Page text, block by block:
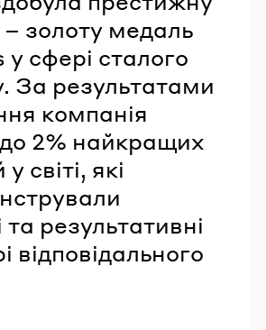
– золоту медаль
сфері сталого
За результатами
компанія
2% найкращих
світі, які
результативні
відповідального